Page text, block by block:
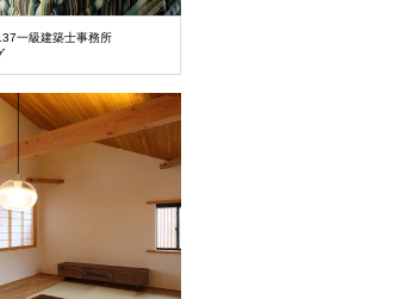
一級建築士事務所